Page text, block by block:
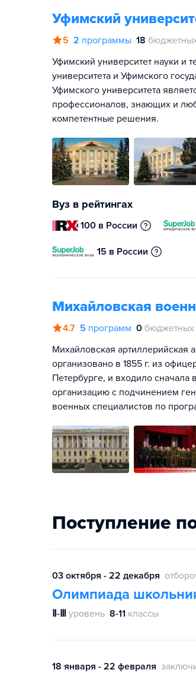
Уфимский
5 2 программы 18
Уфимский университет науки и
университета и Уфимского
Уфимского университета
профессионалов, знающих и
компетентные решения.
Вуз в рейтингах
100 в России
15 в России
Михайловская
4.7 5 программ 0 бюджетных
Михайловская артиллерийская
организовано в 1855 г. из
Петербурге, и входило сначала
организацию с подчинением
военных специалистов по
Поступление
03 октября - 22 декабря
Олимпиада
Ⅱ-Ⅲ уровень 8-11 классы
18 января - 22 февраля